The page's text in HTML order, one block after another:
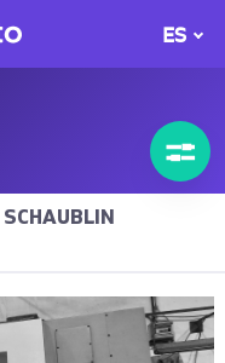
ES
SCHAUBLIN